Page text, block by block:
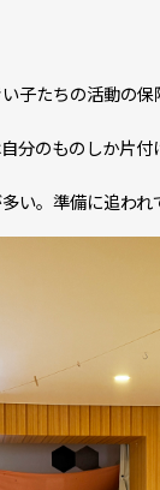
子たちの活動の保
分のものしか片付
い。準備に追われ